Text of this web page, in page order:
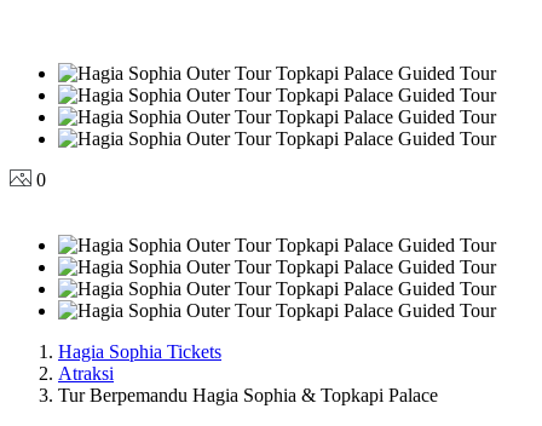
0
Hagia Sophia Tickets
Atraksi
Tur Berpemandu Hagia Sophia & Topkapi Palace